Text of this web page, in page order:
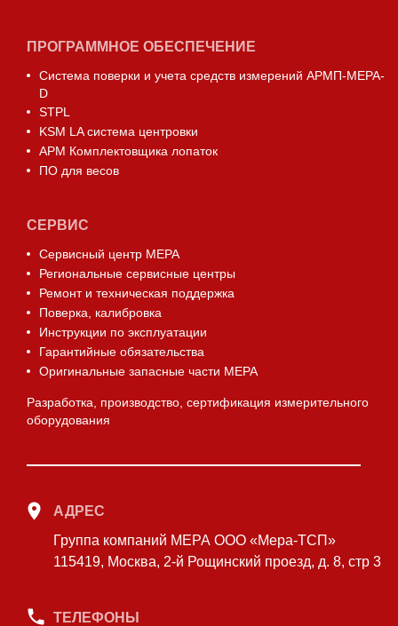
ПРОГРАММНОЕ ОБЕСПЕЧЕНИЕ
Система поверки и учета средств измерений АРМП-МЕРА-
D
STPL
KSM LA система центровки
АРМ Комплектовщика лопаток
ПО для весов
СЕРВИС
Сервисный центр МЕРА
Региональные сервисные центры
Ремонт и техническая поддержка
Поверка, калибровка
Инструкции по эксплуатации
Гарантийные обязательства
Оригинальные запасные части МЕРА
Разработка, производство, сертификация измерительного
оборудования
АДРЕС
Группа компаний МЕРА ООО «Мера-ТСП»
115419, Москва, 2-й Рощинский проезд, д. 8, стр 3
ТЕЛЕФОНЫ